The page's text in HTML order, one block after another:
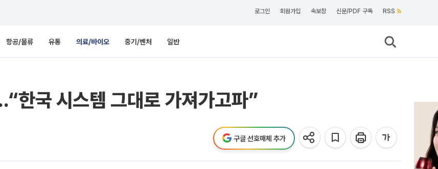
로그인 회원가입 속보창 신문/PDF 구독 RSS
항공/물류 유통 의료/바이오 중기/벤처 일반
한국 시스템 그대로 가져가고파”
구글 선호매체 추가